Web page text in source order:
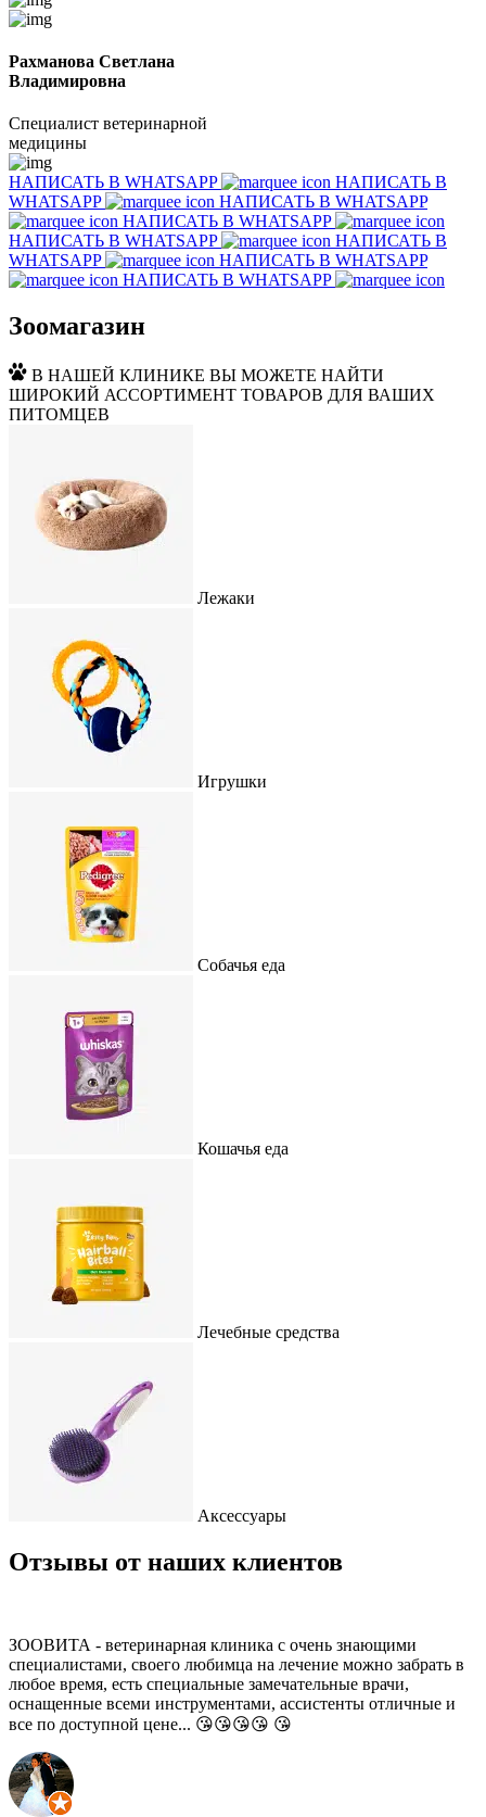
Рахманова Светлана
Владимировна
Специалист ветеринарной
медицины
НАПИСАТЬ В WHATSAPP
НАПИСАТЬ В
WHATSAPP
НАПИСАТЬ В WHATSAPP
НАПИСАТЬ В WHATSAPP
НАПИСАТЬ В WHATSAPP
НАПИСАТЬ В
WHATSAPP
НАПИСАТЬ В WHATSAPP
НАПИСАТЬ В WHATSAPP
Зоомагазин
В НАШЕЙ КЛИНИКЕ ВЫ МОЖЕТЕ НАЙТИ
ШИРОКИЙ АССОРТИМЕНТ ТОВАРОВ ДЛЯ ВАШИХ
ПИТОМЦЕВ
Лежаки
Игрушки
Собачья еда
Кошачья еда
Лечебные средства
Аксессуары
Отзывы от наших клиентов
ЗООВИТА - ветеринарная клиника с очень знающими
специалистами, своего любимца на лечение можно забрать в
любое время, есть специальные замечательные врачи,
оснащенные всеми инструментами, ассистенты отличные и
все по доступной цене... 😘😘😘😘 😘